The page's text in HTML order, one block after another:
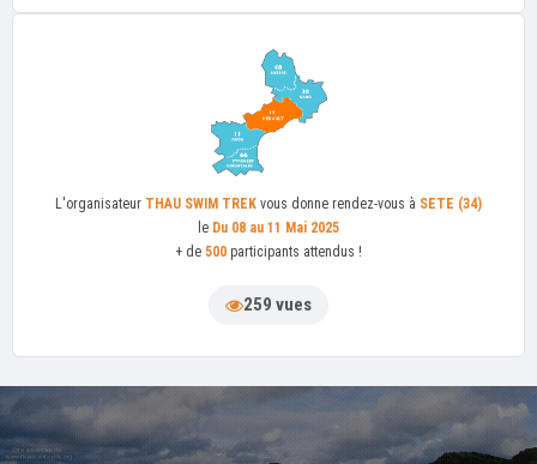
L'organisateur THAU SWIM TREK vous donne rendez-vous à SETE (34)
le Du 08 au 11 Mai 2025
+ de 500 participants attendus !
259 vues